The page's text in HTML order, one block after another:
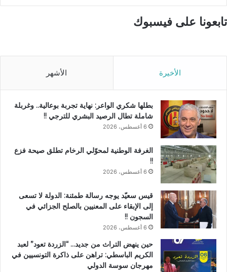
تابعونا على فيسبوك
الأخيرة الأشهر
بطلها شكري الواعر: نهاية تجربة بوعالية.. وغربلة
شاملة تطال الرصيد البشري للترجي !!
6 أغسطس، 2026
الغرفة الوطنية لمحوّلي الرخام تطلق صيحة فزع
!!
6 أغسطس، 2026
قيس سعيّد يوجه رسالة طمئنة: الدولة لا تسعى
إلى الإبقاء على المعنيين بالصلح الجزائي في
السجون !!
6 أغسطس، 2026
حين ينهض التراث من جديد… “الزردة تعود” لعبد
الكريم الباسطي: تراهن على ذاكرة التونسيين في
مهرجان سوسة الدولي